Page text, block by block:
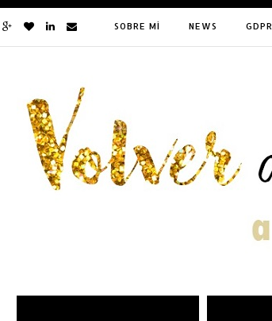
SOBRE MÍ NEWS GDPR